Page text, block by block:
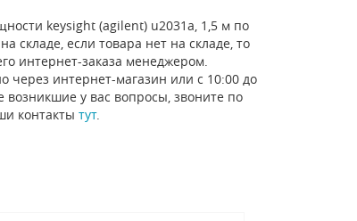
keysight (agilent) u2031a, 1,5 м по
если товара нет на складе, то
интернет-заказа менеджером.
через интернет-магазин или с 10:00 до
у вас вопросы, звоните по
контакты тут.